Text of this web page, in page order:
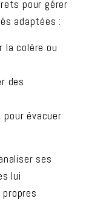
pour gérer
adaptées :
la colère ou
des
évacuer
ses
lui